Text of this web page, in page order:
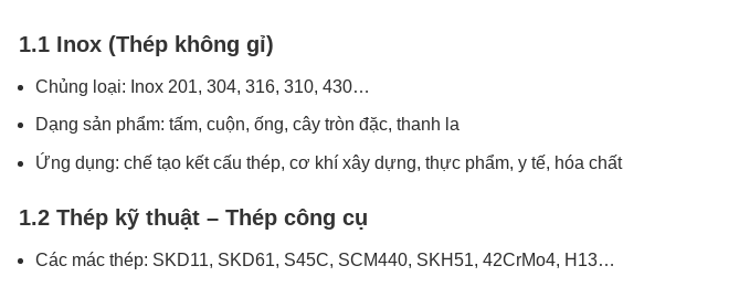
1.1 Inox (Thép không gỉ)
Chủng loại: Inox 201, 304, 316, 310, 430…
Dạng sản phẩm: tấm, cuộn, ống, cây tròn đặc, thanh la
Ứng dụng: chế tạo kết cấu thép, cơ khí xây dựng, thực phẩm, y tế, hóa chất
1.2 Thép kỹ thuật – Thép công cụ
Các mác thép: SKD11, SKD61, S45C, SCM440, SKH51, 42CrMo4, H13…